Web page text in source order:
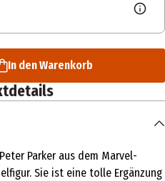
In den Warenkorb
Parker aus dem Marvel-
Sie ist eine tolle Ergänzung